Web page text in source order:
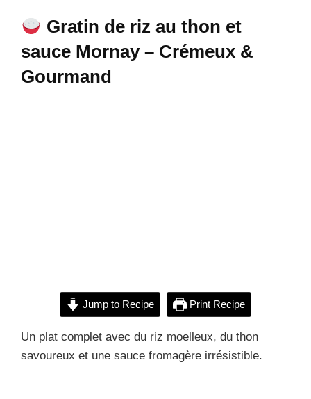
Gratin de riz au thon et
sauce Mornay – Crémeux &
Gourmand
Jump to Recipe Print Recipe
Un plat complet avec du riz moelleux, du thon
savoureux et une sauce fromagère irrésistible.